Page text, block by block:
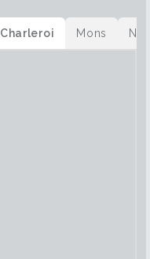
Charleroi Mons